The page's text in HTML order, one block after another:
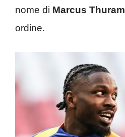
nome di Marcus Thuram
ordine.